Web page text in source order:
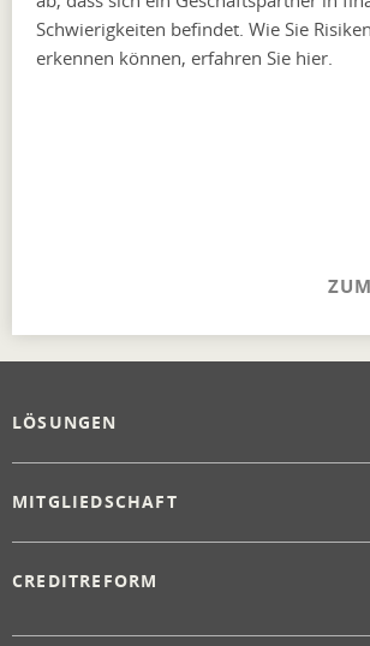
Schwierigkeiten befindet. Wie Sie
erkennen können, erfahren Sie hier.
LÖSUNGEN
MITGLIEDSCHAFT
CREDITREFORM